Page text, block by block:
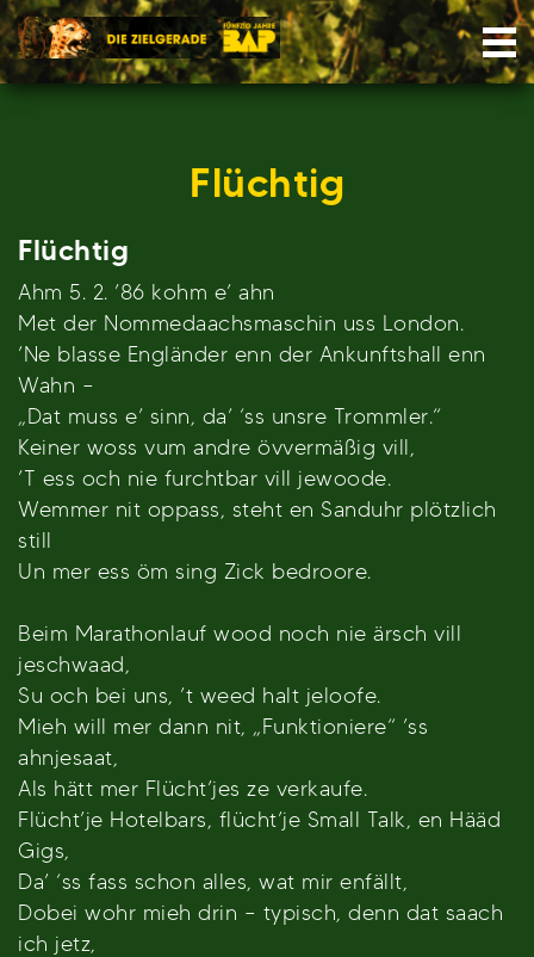
Skip
to
content
Flüchtig
Flüchtig
Ahm 5. 2. ’86 kohm e’ ahn
Met der Nommedaachsmaschin uss London.
’Ne blasse Engländer enn der Ankunftshall enn
Wahn –
„Dat muss e’ sinn, da’ ‘ss unsre Trommler.“
Keiner woss vum andre övvermäßig vill,
’T ess och nie furchtbar vill jewoode.
Wemmer nit oppass, steht en Sanduhr plötzlich
still
Un mer ess öm sing Zick bedroore.
Beim Marathonlauf wood noch nie ärsch vill
jeschwaad,
Su och bei uns, ’t weed halt jeloofe.
Mieh will mer dann nit, „Funktioniere“ ’ss
ahnjesaat,
Als hätt mer Flücht’jes ze verkaufe.
Flücht’je Hotelbars, flücht’je Small Talk, en Hääd
Gigs,
Da’ ‘ss fass schon alles, wat mir enfällt,
Dobei wohr mieh drin – typisch, denn dat saach
ich jetz,